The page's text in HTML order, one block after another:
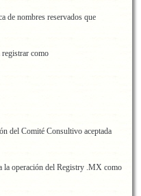
de nombres reservados que
registrar como
del Comité Consultivo aceptada
la operación del Registry .MX como